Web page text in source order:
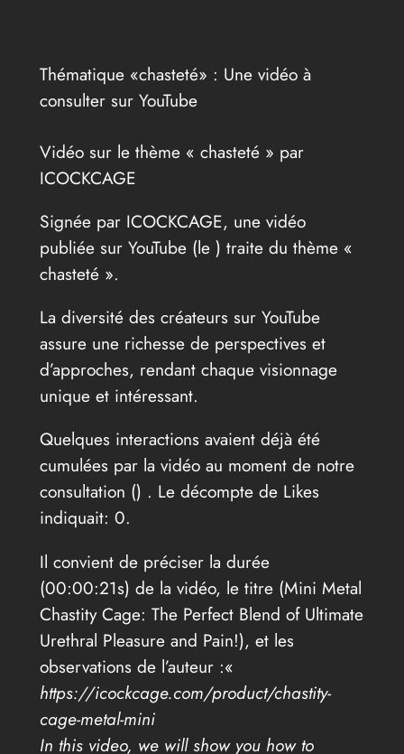
Thématique «chasteté» : Une vidéo à
consulter sur YouTube
Vidéo sur le thème « chasteté » par
ICOCKCAGE
Signée par ICOCKCAGE, une vidéo
publiée sur YouTube (le ) traite du thème «
chasteté ».
La diversité des créateurs sur YouTube
assure une richesse de perspectives et
d’approches, rendant chaque visionnage
unique et intéressant.
Quelques interactions avaient déjà été
cumulées par la vidéo au moment de notre
consultation () . Le décompte de Likes
indiquait: 0.
Il convient de préciser la durée
(00:00:21s) de la vidéo, le titre (Mini Metal
Chastity Cage: The Perfect Blend of Ultimate
Urethral Pleasure and Pain!), et les
observations de l’auteur :«
https://icockcage.com/product/chastity-
cage-metal-mini
In this video, we will show you how to